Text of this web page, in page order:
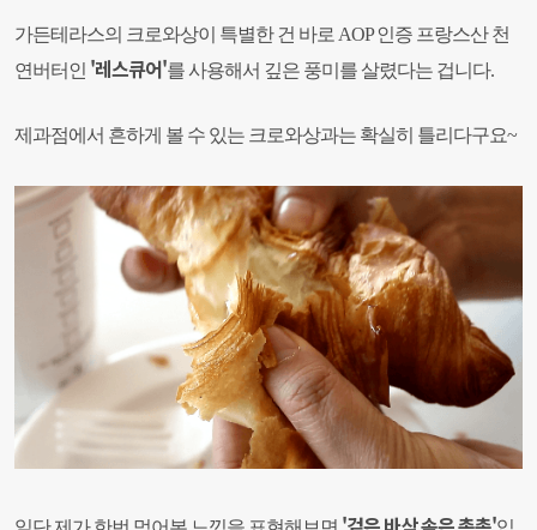
가든테라스의 크로와상이 특별한 건 바로 AOP 인증 프랑스산 천
연버터인 '레스큐어'를 사용해서 깊은 풍미를 살렸다는 겁니다.
제과점에서 흔하게 볼 수 있는 크로와상과는 확실히 틀리다구요~